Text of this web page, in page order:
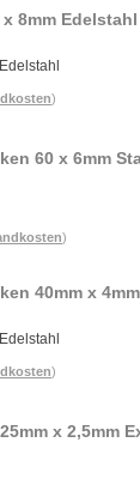
8mm Edelstahl
)
60 x 6mm
)
40mm x 4mm
)
x 2,5mm